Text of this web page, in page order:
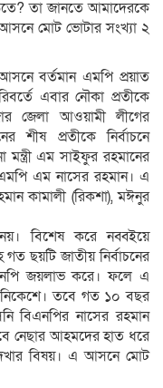
তা জানতে আমাদেরকে
মোট ভোটার সংখ্যা ২
বর্তমান এমপি প্রয়াত
এবার নৌকা প্রতীকে
জেলা আওয়ামী লীগের
শীষ প্রতীকে নির্বাচনে
মন্ত্রী এম সাইফুর রহমানের
এম নাসের রহমান। এ
কামালী (রিকশা), মঈনুর
বিশেষ করে নব্বইয়ে
ছয়টি জাতীয় নির্বাচনের
জয়লাভ করে। ফলে এ
তবে গত ১০ বছর
বিএনপির নাসের রহমান
নেছার আহমদের হাত ধরে
বিষয়। এ আসনে মোট